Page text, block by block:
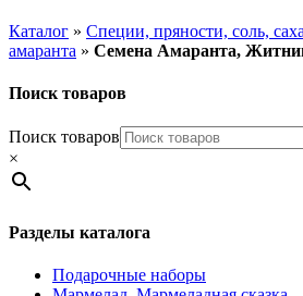
Каталог » Специи, пряности, соль,
амаранта » Семена Амаранта,
Поиск товаров
Поиск товаров
×
Разделы каталога
Подарочные наборы